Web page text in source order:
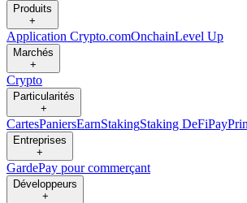
Produits
+
Application Crypto.comOnchainLevel Up
Marchés
+
Crypto
Particularités
+
CartesPaniersEarnStakingStaking DeFiPay
Entreprises
+
GardePay pour commerçant
Développeurs
+